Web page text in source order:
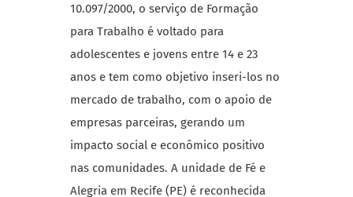
10.097/2000, o serviço de Formação
para Trabalho é voltado para
adolescentes e jovens entre 14 e 23
anos e tem como objetivo inseri-los no
mercado de trabalho, com o apoio de
empresas parceiras, gerando um
impacto social e econômico positivo
nas comunidades. A unidade de Fé e
Alegria em Recife (PE) é reconhecida